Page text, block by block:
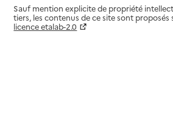
Sauf mention explicite de propriété
tiers, les contenus de ce site sont proposés
licence etalab-2.0